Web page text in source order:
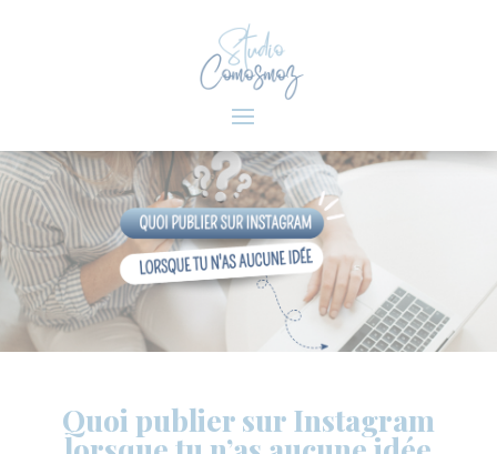
Quoi publier sur Instagram